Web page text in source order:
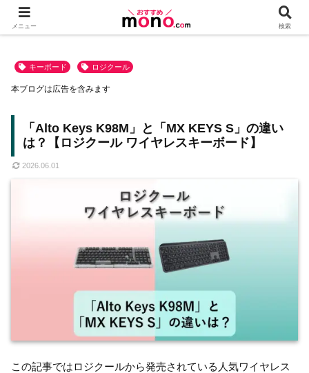
キーボード ロジクール
「Alto Keys K98M」と「MX KEYS S」の違い
は？【ロジクール ワイヤレスキーボード】
2026.06.01
本ブログは広告を含みます
この記事ではロジクールから発売されている人気ワイヤレス
メニュー 検索